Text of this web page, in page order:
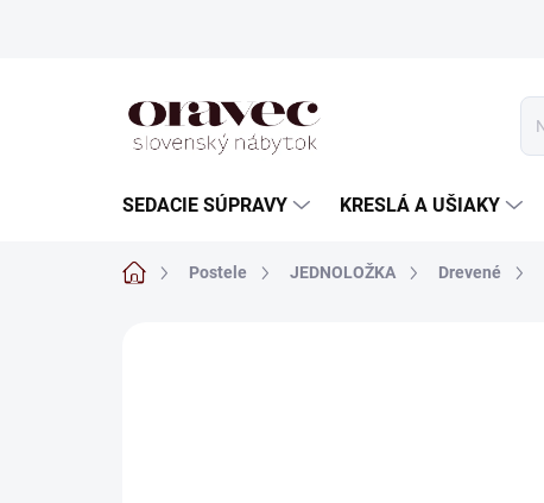
SEDACIE SÚPRAVY KRESLÁ A UŠIAKY
DomovPostele JEDNOLOŽKA Drevené